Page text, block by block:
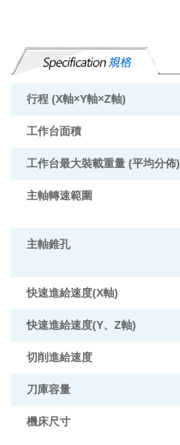
行程 (X軸×Y軸×Z軸)
工作台面積
工作台最大裝載重量 (平均分佈)
主軸轉速範圍
主軸錐孔
快速進給速度(X軸)
快速進給速度(Y、Z軸)
切削進給速度
刀庫容量
機床尺寸